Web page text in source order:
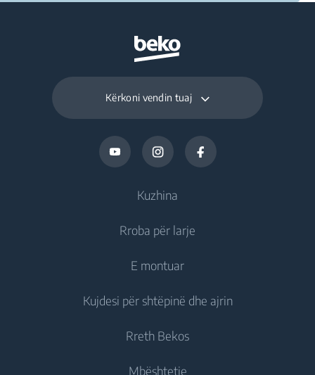
Kërkoni vendin tuaj
Kuzhina
Ftohje
Frigoriferë
Ngrirës
Rroba për larje
Lavatriçe me qëndrim të lirë
Lavatriçe të integruara
Larëse Tharëse
E montuar
Ftohje
Frigoriferë të integruar
Ngrirës të integruar
Kujdesi për shtëpinë dhe ajrin
Rreth Bekos
Mbështetje